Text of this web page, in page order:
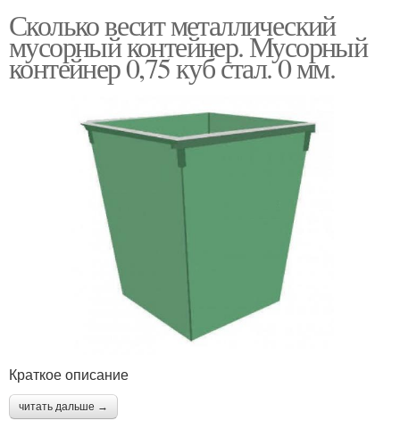
Сколько весит металлический
мусорный контейнер. Мусорный
контейнер 0,75 куб стал. 0 мм.
Краткое описание
читать дальше →